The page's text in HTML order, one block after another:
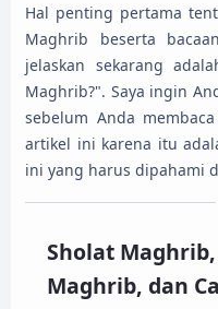
Hal penting pertama
Maghrib beserta
jelaskan sekarang
Maghrib?". Saya ingin
sebelum Anda
artikel ini karena itu
ini yang harus dipahami
Sholat
Maghrib, dan